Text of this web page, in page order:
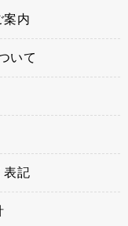
案内
いて
表記